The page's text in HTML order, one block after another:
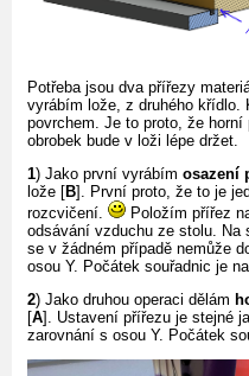
Potřeba jsou dva přířezy
vyrábím lože, z druhého křídlo.
povrchem. Je to proto, že
obrobek bude v loži lépe držet.
1) Jako první vyrábím osazení
lože [B]. První proto, že to je
rozcvičení.
Položím přířez
odsávání vzduchu ze stolu. Na
se v žádném případě nemůže
osou Y. Počátek souřadnic je
2) Jako druhou operaci dělám
[A]. Ustavení přířezu je stejné
zarovnání s osou Y. Počátek